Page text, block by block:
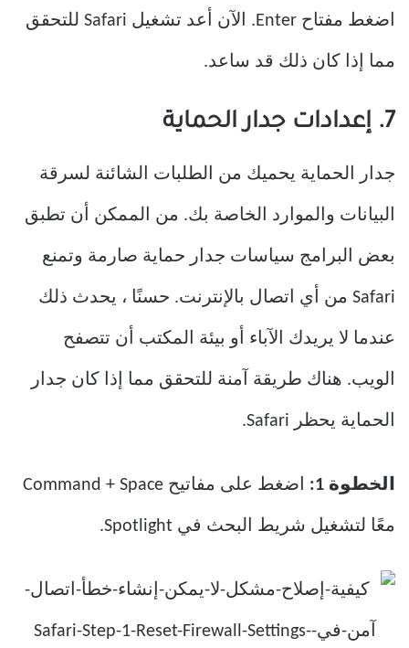
اضغط مفتاح Enter. الآن أعد تشغيل Safari للتحقق
مما إذا كان ذلك قد ساعد.
7. إعدادات جدار الحماية
جدار الحماية يحميك من الطلبات الشائنة لسرقة
البيانات والموارد الخاصة بك. من الممكن أن تطبق
بعض البرامج سياسات جدار حماية صارمة وتمنع
Safari من أي اتصال بالإنترنت. حسنًا ، يحدث ذلك
عندما لا يريدك الآباء أو بيئة المكتب أن تتصفح
الويب. هناك طريقة آمنة للتحقق مما إذا كان جدار
الحماية يحظر Safari.
الخطوة 1: اضغط على مفاتيح Command + Space
معًا لتشغيل شريط البحث في Spotlight.